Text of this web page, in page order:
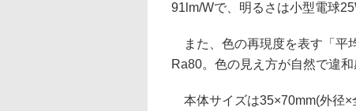
91lm/Wで、明るさは小型電球
また、色の再現度を表す「平
Ra80。色の見え方が自然で違和
本体サイズは35×70mm(外径×